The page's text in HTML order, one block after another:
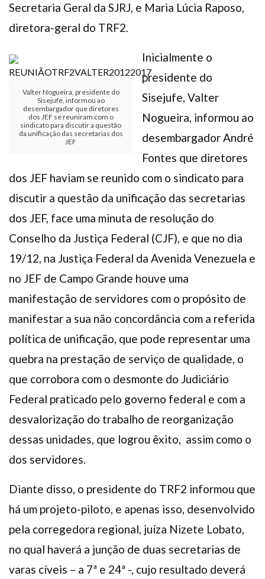
Secretaria Geral da SJRJ, e Maria Lúcia Raposo,
diretora-geral do TRF2.
Valter Nogueira, presidente do
Sisejufe, informou ao
desembargador que diretores
dos JEF se reuniram com o
sindicato para discutir a questão
da unificação das secretarias dos
JEF
Inicialmente o
presidente do
Sisejufe, Valter
Nogueira, informou ao
desembargador André
Fontes que diretores
dos JEF haviam se reunido com o sindicato para
discutir a questão da unificação das secretarias
dos JEF, face uma minuta de resolução do
Conselho da Justiça Federal (CJF), e que no dia
19/12, na Justiça Federal da Avenida Venezuela e
no JEF de Campo Grande houve uma
manifestação de servidores com o propósito de
manifestar a sua não concordância com a referida
política de unificação, que pode representar uma
quebra na prestação de serviço de qualidade, o
que corrobora com o desmonte do Judiciário
Federal praticado pelo governo federal e com a
desvalorização do trabalho de reorganização
dessas unidades, que logrou êxito, assim como o
dos servidores.
Diante disso, o presidente do TRF2 informou que
há um projeto-piloto, e apenas isso, desenvolvido
pela corregedora regional, juíza Nizete Lobato,
no qual haverá a junção de duas secretarias de
varas cíveis – a 7ª e 24ª -, cujo resultado deverá